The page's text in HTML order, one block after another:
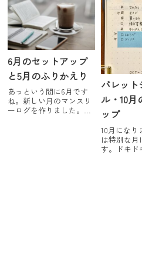
事最後に設置しました。
英語のハノン・私のやり
方初級は9月の終わりくら
いから始めました。...
期途中から
ジしたデ
くなじん
定とか目標
6月のセットアップ
と5月のふりかえり
あっという間に6月です
ね。新しい月のマンスリ
ーログを作りました。マ
バレット
ル・10月
ップ
10月になり
は特別な
す。ドキド